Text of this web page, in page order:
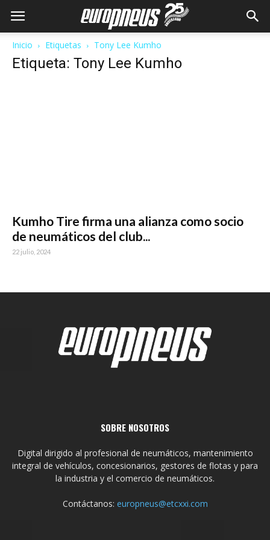
Inicio Etiquetas Tony Lee Kumho
Etiqueta: Tony Lee Kumho
Kumho Tire firma una alianza como socio
de neumáticos del club...
22 julio, 2024
SOBRE NOSOTROS
Digital dirigido al profesional de neumáticos, mantenimiento
integral de vehículos, concesionarios, gestores de flotas y para
la industria y el comercio de neumáticos.
Contáctanos: europneus@etcxxi.com